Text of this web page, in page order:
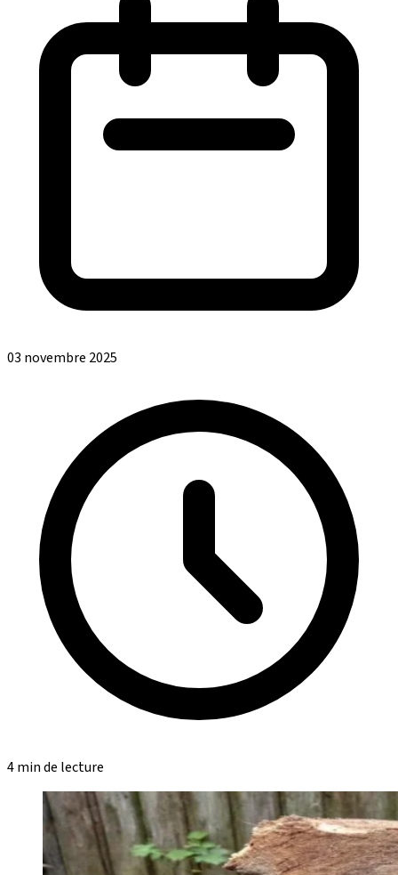
03 novembre 2025
4 min de lecture